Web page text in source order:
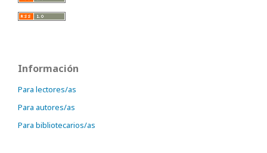
Información
Para lectores/as
Para autores/as
Para bibliotecarios/as